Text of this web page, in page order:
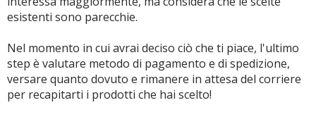
esistenti sono parecchie.
Nel momento in cui avrai deciso ciò che ti piace, l'ultimo
step è valutare metodo di pagamento e di spedizione,
versare quanto dovuto e rimanere in attesa del corriere
per recapitarti i prodotti che hai scelto!